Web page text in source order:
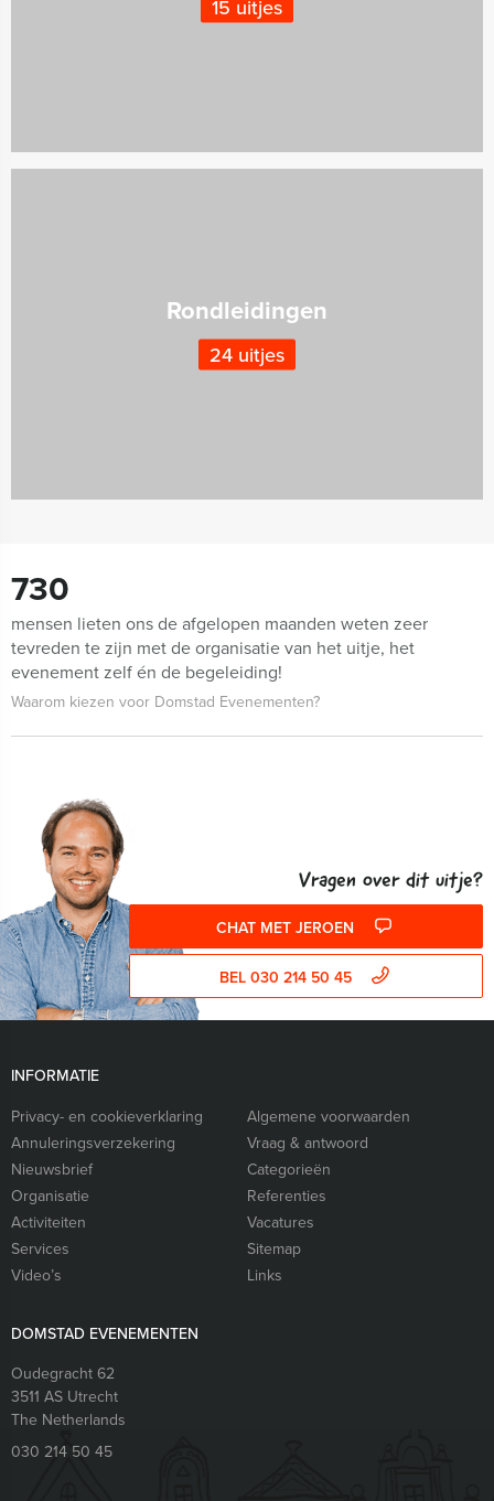
15 uitjes
Rondleidingen
24 uitjes
730
mensen lieten ons de afgelopen maanden weten zeer
tevreden te zijn met de organisatie van het uitje, het
evenement zelf én de begeleiding!
Waarom kiezen voor Domstad Evenementen?
Vragen over dit uitje?
CHAT MET JEROEN
BEL 030 214 50 45
INFORMATIE
Privacy- en cookieverklaring
Algemene voorwaarden
Annuleringsverzekering
Vraag & antwoord
Nieuwsbrief
Categorieën
Organisatie
Referenties
Activiteiten
Vacatures
Services
Sitemap
Video’s
Links
DOMSTAD EVENEMENTEN
Oudegracht 62
3511 AS Utrecht
The Netherlands
030 214 50 45